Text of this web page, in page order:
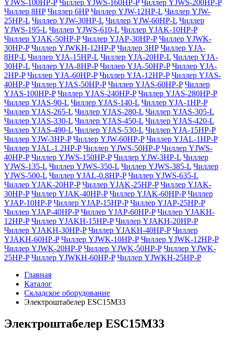
YJWS-100HP-P Чиллер YJWS-160HP-P Чиллер YJWS-200HP-P
Чиллер 8HP Чиллер 6HP Чиллер YJW-12HP-L Чиллер YJW-
25HP-L Чиллер YJW-30HP-L Чиллер YJW-60HP-L Чиллер
YJWS-195-L Чиллер YJWS-610-L Чиллер YJAK-10HP-P
Чиллер YJAK-50HP-P Чиллер YJAP-30HP-P Чиллер YJWK-
30HP-P Чиллер YJWKH-12HP-P Чиллер 3HP Чиллер YJA-
8HP-L Чиллер YJA-15HP-L Чиллер YJA-20HP-L Чиллер YJA-
30HP-L Чиллер YJA-8HP-P Чиллер YJA-50HP-P Чиллер YJA-
2HP-P Чиллер YJA-60HP-P Чиллер YJA-12HP-P Чиллер YJAS-
40HP-P Чиллер YJAS-50HP-P Чиллер YJAS-60HP-P Чиллер
YJAS-100HP-P Чиллер YJAS-240HP-P Чиллер YJAS-280HP-P
Чиллер YJAS-90-L Чиллер YJAS-140-L Чиллер YJA-1HP-P
Чиллер YJAS-265-L Чиллер YJAS-280-L Чиллер YJAS-305-L
Чиллер YJAS-330-L Чиллер YJAS-450-L Чиллер YJAS-420-L
Чиллер YJAS-490-L Чиллер YJAS-530-L Чиллер YJA-15HP-P
Чиллер YJW-3HP-P Чиллер YJW-60HP-P Чиллер YJAL-1HP-P
Чиллер YJAL-1.2HP-P Чиллер YJWS-50HP-P Чиллер YJWS-
40HP-P Чиллер YJWS-150HP-P Чиллер YJW-3HP-L Чиллер
YJWS-135-L Чиллер YJWS-350-L Чиллер YJWS-385-L Чиллер
YJWS-500-L Чиллер YJAL-0.8HP-P Чиллер YJWS-635-L
Чиллер YJAK-20HP-P Чиллер YJAK-25HP-P Чиллер YJAK-
30HP-P Чиллер YJAK-40HP-P Чиллер YJAK-60HP-P Чиллер
YJAP-10HP-P Чиллер YJAP-15HP-P Чиллер YJAP-25HP-P
Чиллер YJAP-40HP-P Чиллер YJAP-60HP-P Чиллер YJAKH-
12HP-P Чиллер YJAKH-15HP-P Чиллер YJAKH-20HP-P
Чиллер YJAKH-30HP-P Чиллер YJAKH-40HP-P Чиллер
YJAKH-60HP-P Чиллер YJWK-10HP-P Чиллер YJWK-12HP-P
Чиллер YJWK-20HP-P Чиллер YJWK-50HP-P Чиллер YJWK-
25HP-P Чиллер YJWKH-60HP-P Чиллер YJWKH-25HP-P
Главная
Каталог
Складское оборудование
Электроштабелер ESC15M33
Электроштабелер ESC15M33